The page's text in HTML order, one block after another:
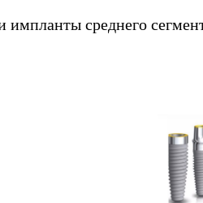
среднего